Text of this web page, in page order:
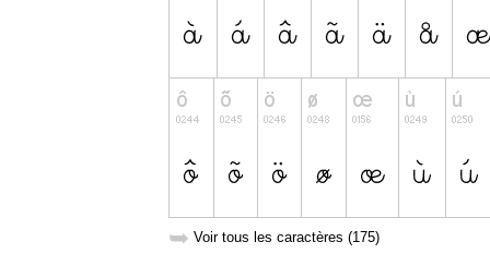
➥ Voir tous les caractères (175)